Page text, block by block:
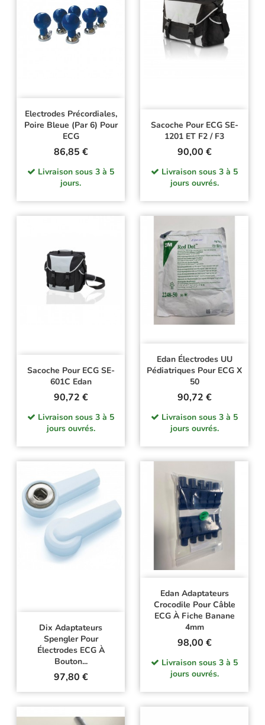
Electrodes Précordiales,
Poire Bleue (par 6) Pour
ECG
Prix
86,85 €
Livraison sous 3 à 5
jours.
Sacoche Pour ECG SE-
1201 ET F2 / F3
Prix
90,00 €
Livraison sous 3 à 5
jours ouvrés.
Sacoche Pour ECG SE-
601C Edan
Prix
90,72 €
Livraison sous 3 à 5
jours ouvrés.
Edan Électrodes UU
Pédiatriques Pour ECG X
50
Prix
90,72 €
Livraison sous 3 à 5
jours ouvrés.
Dix Adaptateurs
Spengler Pour
Électrodes ECG À
Bouton...
Prix
97,80 €
Edan Adaptateurs
Crocodile Pour Câble
ECG À Fiche Banane
4mm
Prix
98,00 €
Livraison sous 3 à 5
jours ouvrés.